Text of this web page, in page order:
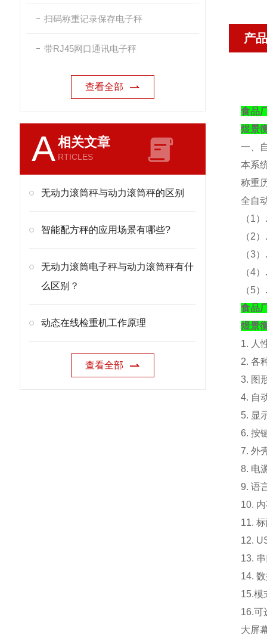
扫码称重记录保存电子秤
带RJ45网口通讯电子秤
查看全部
A相关文章
RTICLES
无动力滚筒秤与动力滚筒秤的区别
智能配方秤的应用场景有哪些?
无动力滚筒电子秤与动力滚筒秤有什
么区别？
动态在线检重机工作原理
查看全部
产
食品
煜景
一、
本系
称重
全自
（1
（2
（3）
（4）
（5
食品
煜景
1. 人
2. 各
3. 图
4. 自
5. 显
6. 按
7. 外
8. 电
9. 语
10.
11.
12.
13.
14.
15.模
16.可
大屏